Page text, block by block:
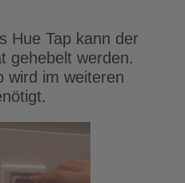
Hue Tap kann der
gehebelt werden.
wird im weiteren